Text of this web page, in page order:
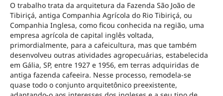
O trabalho trata da arquitetura da Fazenda São João de
Tibiriçá, antiga Companhia Agrícola do Rio Tibiriçá, ou
Companhia Inglesa, como ficou conhecida na região, uma
empresa agrícola de capital inglês voltada,
primordialmente, para a cafeicultura, mas que também
desenvolveu outras atividades agropecuárias, estabelecida
em Gália, SP, entre 1927 e 1956, em terras adquiridas de
antiga fazenda cafeeira. Nesse processo, remodela-se
quase todo o conjunto arquitetônico preexistente,